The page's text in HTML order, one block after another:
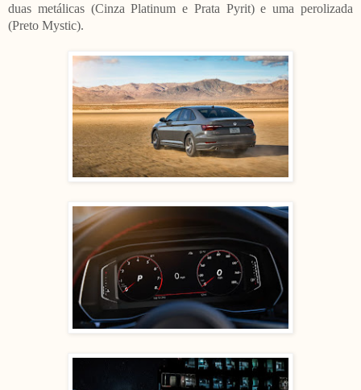
duas metálicas (Cinza Platinum e Prata Pyrit) e uma perolizada
(Preto Mystic).